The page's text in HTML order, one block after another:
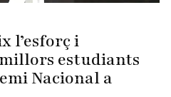
l’esforç i
millors estudiants
Nacional a